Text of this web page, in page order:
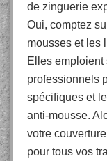
de zinguerie
Oui, comptez
mousses et les
Elles
professionnels
spécifiques et
anti-mousse.
votre
pour tous vos